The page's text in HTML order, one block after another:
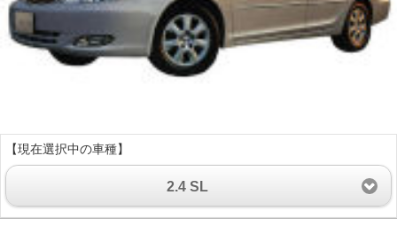
【現在選択中の車種】
2.4 SL